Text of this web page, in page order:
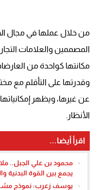
من خلال عملها في مجال
المصممين والعلامات
مكانتها كواحدة من
وقدرتها على التأقلم مع
عن غيرها، ويظهر
الأنظار.
اقرأ أيضا...
محمود بن علي الجبل..
يجمع بين القوة البدنية
يوسف زعرب: نموذج